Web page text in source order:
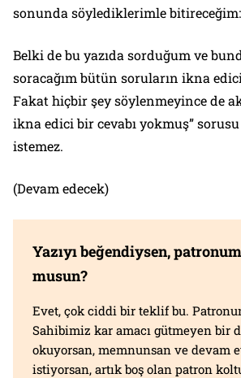
sonunda söylediklerimle bitireceğim:
Belki de bu yazıda sorduğum ve
soracağım bütün soruların ikna
Fakat hiçbir şey söylenmeyince de
ikna edici bir cevabı yokmuş”
istemez.
(Devam edecek)
Yazıyı beğendiysen,
musun?
Evet, çok ciddi bir teklif bu.
Sahibimiz kar amacı gütmeyen bir
okuyorsan, memnunsan ve devam
istiyorsan, artık boş olan patron